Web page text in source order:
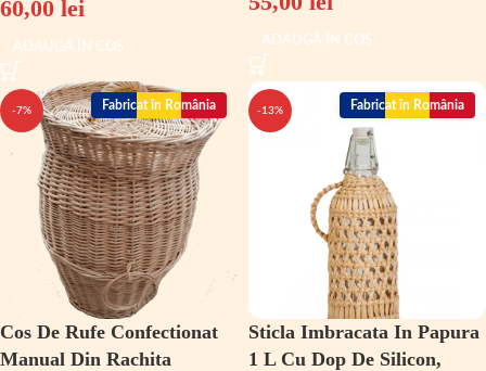
60,00 lei
ADAUGĂ ÎN COȘ ADAUGĂ ÎN COȘ
-7% Fabricat în România
Cos De Rufe Confectionat
Manual Din Rachita
-13% Fabricat în România
Sticla Imbracata In Papura
1 L Cu Dop De Silicon,